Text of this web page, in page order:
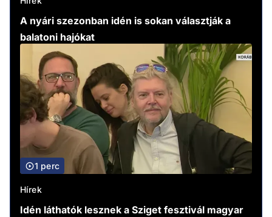
A nyári szezonban idén is sokan választják a
balatoni hajókat
1 perc
Hírek
Idén láthatók lesznek a Sziget fesztivál magyar